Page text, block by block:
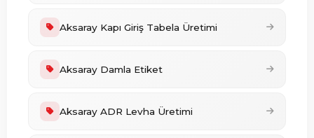
Aksaray Kapı Giriş Tabela Üretimi
Aksaray Damla Etiket
Aksaray ADR Levha Üretimi